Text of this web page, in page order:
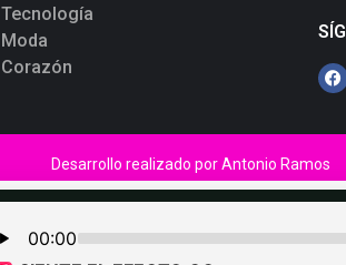
Tecnología
Moda
Corazón
Desarrollo realizado porAntonio Ramos